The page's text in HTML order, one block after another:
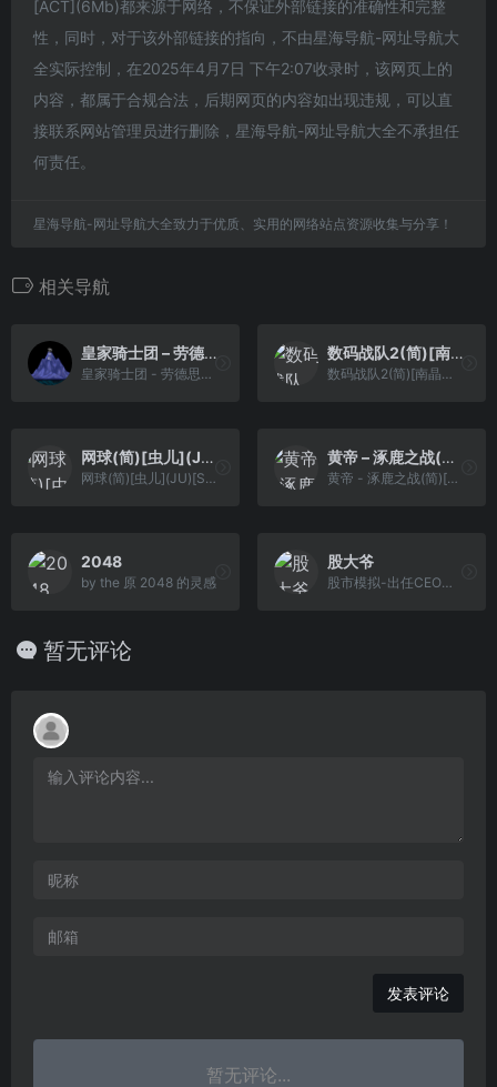
[ACT](6Mb)都来源于网络，不保证外部链接的准确性和完整
性，同时，对于该外部链接的指向，不由星海导航-网址导航大
全实际控制，在2025年4月7日 下午2:07收录时，该网页上的
内容，都属于合规合法，后期网页的内容如出现违规，可以直
接联系网站管理员进行删除，星海导航-网址导航大全不承担任
何责任。
星海导航-网址导航大全致力于优质、实用的网络站点资源收集与分享！
相关导航
皇家骑士团 – 劳德思的骑士[阿一](简)(JP)(64Mb)
皇家骑士团 - 劳德思的骑士[阿一](简)(JP)(64Mb)
数码战队2(简)[南晶科技](CN)[RPG](16Mb)
数码战队2(简)[南晶科技](CN)[RPG](16Mb)
网球(简)[虫儿](JU)[SPG](0.18Mb)
网球(简)[虫儿](JU)[SPG](0.18Mb)
黄帝 – 涿鹿之战(简)[Asder](CN)[ACT](3Mb)
黄帝 - 涿鹿之战(简)[Asder](CN)[ACT](3Mb)
2048
by the 原 2048 的灵感
股大爷
股市模拟-出任CEO，赢取白富美，走上人生巅峰
暂无评论
发表评论
暂无评论...